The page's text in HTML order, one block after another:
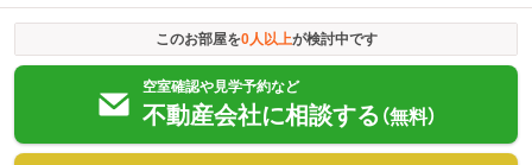
このお部屋を0人以上が検討中です
空室確認や見学予約など
不動産会社に相談する （無料）